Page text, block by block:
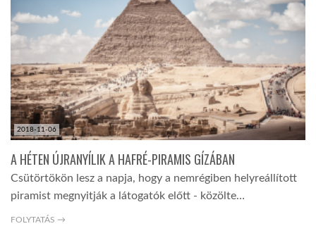
2018-11-06
A HÉTEN ÚJRANYÍLIK A HAFRÉ-PIRAMIS GÍZÁBAN
Csütörtökön lesz a napja, hogy a nemrégiben helyreállított
piramist megnyitják a látogatók előtt - közölte…
FOLYTATÁS →